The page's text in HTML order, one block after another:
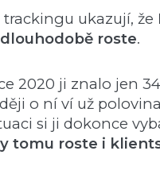
ukazují, že
roste.
2020 ji znalo jen
o ní ví už
si ji dokonce
tomu roste i